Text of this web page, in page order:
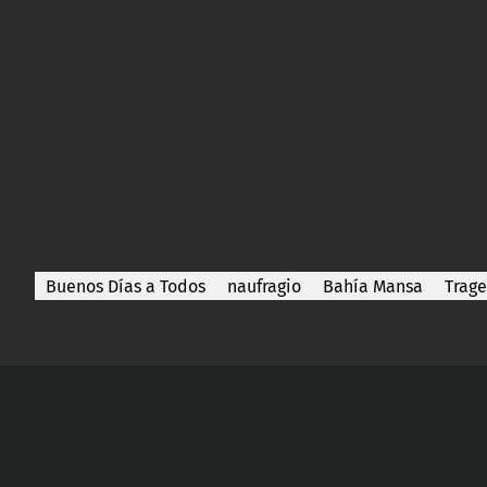
Buenos Días a Todos naufragio Bahía Mansa